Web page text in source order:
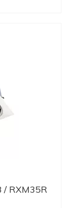
/ RXM35R